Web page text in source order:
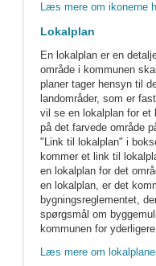
Læs mere om ikonerne
Lokalplan
En lokalplan er en
område i kommunen
planer tager hensyn til
landområder, som er
vil se en lokalplan for et
på det farvede område
"Link til lokalplan" i
kommer et link til
en lokalplan for det
en lokalplan, er det
bygningsreglementet,
spørgsmål om
kommunen for
Læs mere om